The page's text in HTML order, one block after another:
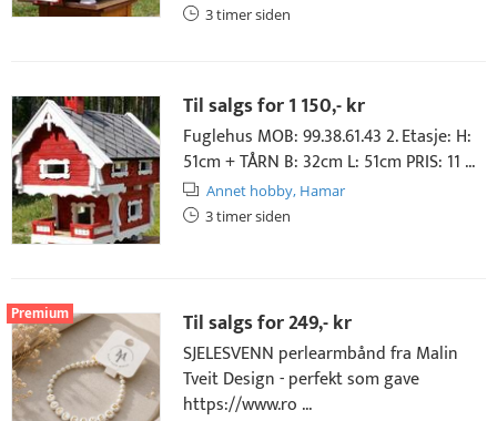
3 timer siden
Til salgs for1 150,- kr
Fuglehus MOB: 99.38.61.43 2. Etasje: H:
51cm + TÅRN B: 32cm L: 51cm PRIS: 11 ...
Annet hobby, Hamar
3 timer siden
Premium Til salgs for249,- kr
SJELESVENN perlearmbånd fra Malin
Tveit Design - perfekt som gave
https://www.ro ...